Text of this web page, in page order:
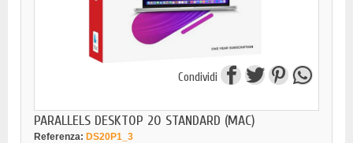
Condividi
PARALLELS DESKTOP 20 STANDARD (MAC)
Referenza: DS20P1_3